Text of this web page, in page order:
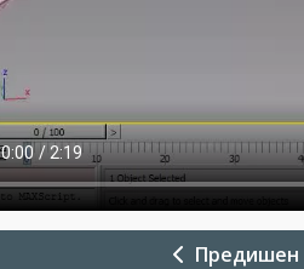
Предишен